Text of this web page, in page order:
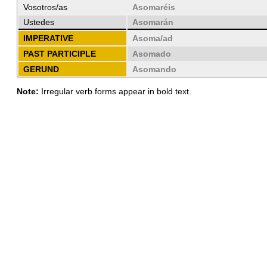
Vosotros/as
Asomaréis
Ustedes
Asomarán
IMPERATIVE
Asoma/ad
PAST PARTICIPLE
Asomado
GERUND
Asomando
Note: Irregular verb forms appear in bold text.